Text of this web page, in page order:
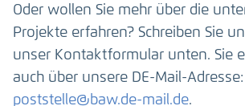
Oder wollen Sie mehr über die
Projekte erfahren? Schreiben Sie
unser Kontaktformular unten. Sie
auch über unsere DE-Mail-Adresse:
poststelle@baw.de-mail.de.